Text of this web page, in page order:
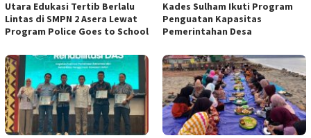
Utara Edukasi Tertib Berlalu
Lintas di SMPN 2 Asera Lewat
Program Police Goes to School
Kades Sulham Ikuti Program
Penguatan Kapasitas
Pemerintahan Desa